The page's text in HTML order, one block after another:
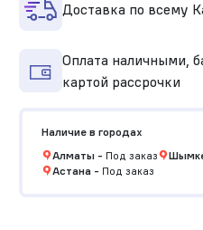
Доставка по всему
Оплата наличными,
картой рассрочки
Наличие в городах
Алматы- Под заказ
Астана- Под заказ